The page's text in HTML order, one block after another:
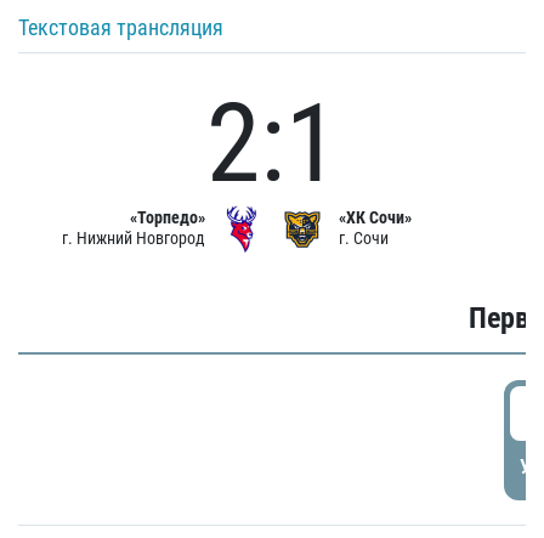
Текстовая трансляция
«Торпедо»
г. Нижний Новгород
2:1
«ХК Сочи»
г. Сочи